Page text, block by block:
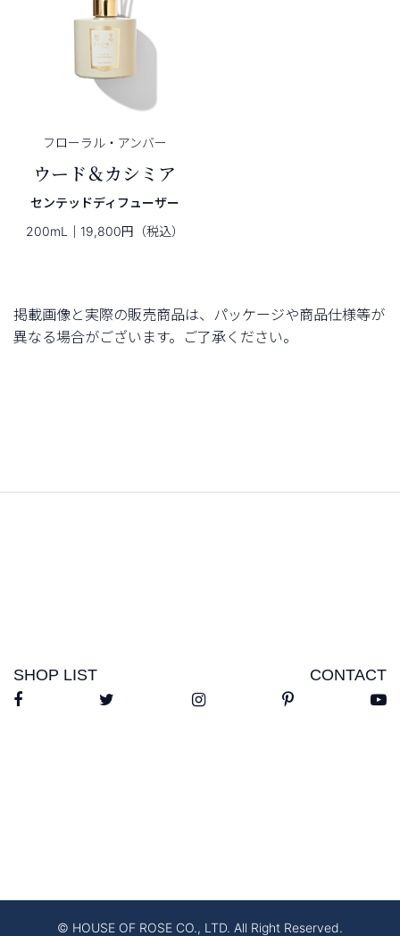
フローラル・ アンバー
ウード＆カシミア
センテッドディフューザー
200mL｜19,800円（税込）
掲載画像と実際の販売商品は、パッケージや商品仕様等が
異なる場合がございます。ご了承ください。
SHOP LIST CONTACT
© HOUSE OF ROSE CO., LTD. All Right Reserved.